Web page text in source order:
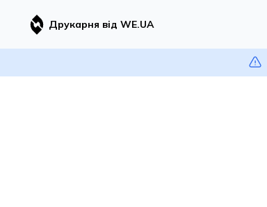
Друкарня від WE.UA